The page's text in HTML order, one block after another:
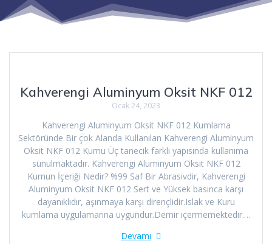
Kahverengi Aluminyum Oksit NKF 012
Ocak 24, 2023
Kahverengi Aluminyum Oksit NKF 012 Kumlama
Sektöründe Bir çok Alanda Kullanılan Kahverengi Aluminyum
Oksit NKF 012 Kumu Üç tanecik farklı yapısında kullanıma
sunulmaktadır. Kahverengi Aluminyum Oksit NKF 012
Kumun İçeriği Nedir? %99 Saf Bir Abrasivdir, Kahverengi
Aluminyum Oksit NKF 012 Sert ve Yüksek basınca karşı
dayanıklıdır, aşınmaya karşı dirençlidir.Islak ve Kuru
kumlama uygulamarına uygundur.Demir içermemektedir.…
Devamı